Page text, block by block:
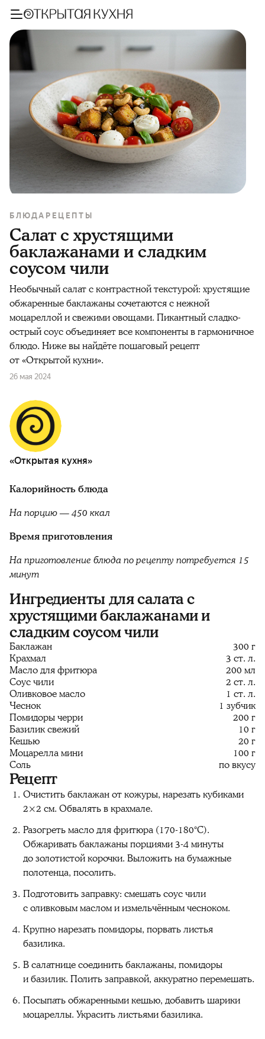
БЛЮДА РЕЦЕПТЫ
Салат с хрустящими
баклажанами и сладким
соусом чили
Необычный салат с контрастной текстурой: хрустящие
обжаренные баклажаны сочетаются с нежной
моцареллой и свежими овощами. Пикантный сладко-
острый соус объединяет все компоненты в гармоничное
блюдо. Ниже вы найдёте пошаговый рецепт
от «Открытой кухни».
26 мая 2024
«Открытая кухня»
Калорийность блюда
На порцию — 450 ккал
Время приготовления
На приготовление блюда по рецепту потребуется 15
минут
Ингредиенты для салата с
хрустящими баклажанами и
сладким соусом чили
Баклажан
300 г
Крахмал
3 ст. л.
Масло для фритюра
200 мл
Соус чили
2 ст. л.
Оливковое масло
1 ст. л.
Чеснок
1 зубчик
Помидоры черри
200 г
Базилик свежий
10 г
Кешью
20 г
Моцарелла мини
100 г
Соль
по вкусу
Рецепт
Очистить баклажан от кожуры, нарезать кубиками
2×2 см. Обвалять в крахмале.
Разогреть масло для фритюра (170-180°C).
Обжаривать баклажаны порциями 3-4 минуты
до золотистой корочки. Выложить на бумажные
полотенца, посолить.
Подготовить заправку: смешать соус чили
с оливковым маслом и измельчённым чесноком.
Крупно нарезать помидоры, порвать листья
базилика.
В салатнице соединить баклажаны, помидоры
и базилик. Полить заправкой, аккуратно перемешать.
Посыпать обжаренными кешью, добавить шарики
моцареллы. Украсить листьями базилика.